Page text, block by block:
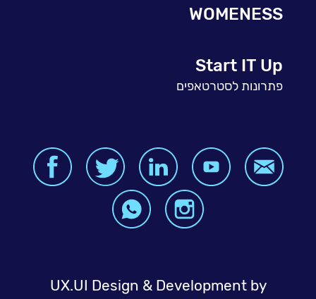
WOMENESS
Start IT Up
פתרונות לסטרטאפים
UX.UI Design & Development by